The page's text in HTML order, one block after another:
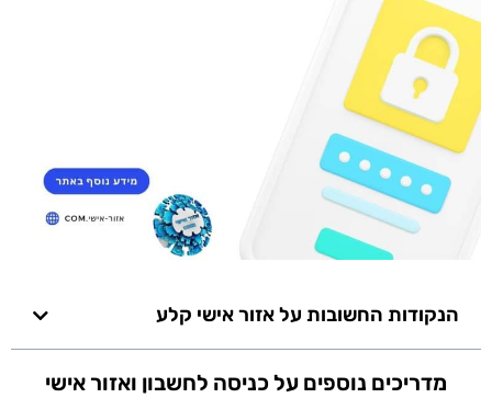
הנקודות החשובות על אזור אישי קלע
מדריכים נוספים על כניסה לחשבון ואזור אישי